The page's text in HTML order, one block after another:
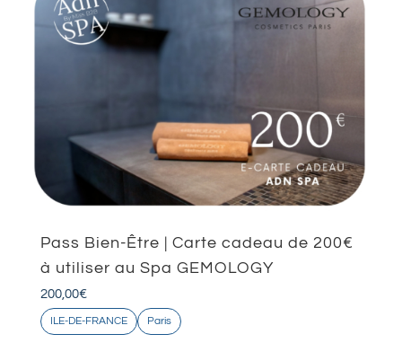
Pass Bien-Être | Carte cadeau de 200€
à utiliser au Spa GEMOLOGY
200,00€
ILE-DE-FRANCE Paris